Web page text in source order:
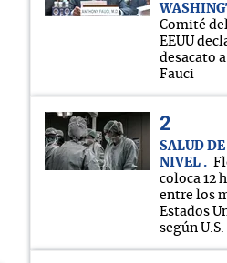
Comité
EEUU
desacato
Fauci
SALUD
NIVEL
coloca 12
entre los
Estados
según